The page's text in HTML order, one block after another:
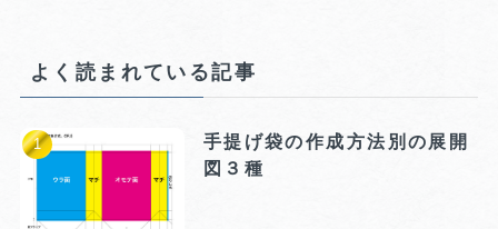
よく読まれている記事
手提げ袋の作成方法別の展開
図３種